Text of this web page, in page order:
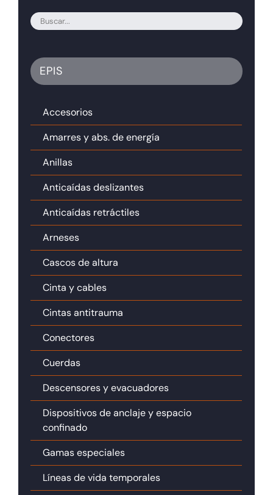
EPIS
Accesorios
Amarres y abs. de energía
Anillas
Anticaídas deslizantes
Anticaídas retráctiles
Arneses
Cascos de altura
Cinta y cables
Cintas antitrauma
Conectores
Cuerdas
Descensores y evacuadores
Dispositivos de anclaje y espacio
confinado
Gamas especiales
Líneas de vida temporales